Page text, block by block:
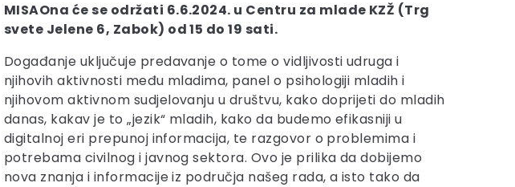
MISAOna će se održati 6.6.2024. u Centru za mlade KZŽ (Trg
svete Jelene 6, Zabok) od 15 do 19 sati.
Događanje uključuje predavanje o tome o vidljivosti udruga i
njihovih aktivnosti među mladima, panel o psihologiji mladih i
njihovom aktivnom sudjelovanju u društvu, kako doprijeti do mladih
danas, kakav je to „jezik“ mladih, kako da budemo efikasniji u
digitalnoj eri prepunoj informacija, te razgovor o problemima i
potrebama civilnog i javnog sektora. Ovo je prilika da dobijemo
nova znanja i informacije iz područja našeg rada, a isto tako da